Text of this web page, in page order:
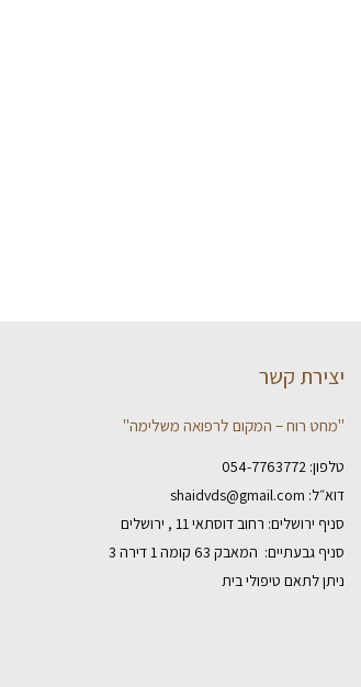
יצירת קשר
"מחט רוח – המקום לרפואה משלימה"
טלפון: 054-7763772
דוא״ל: shaidvds@gmail.com
סניף ירושלים: רחוב דוסתאי 11 , ירושלים
סניף גבעתיים: המאבק 63 קומה 1 דירה 3
ניתן לתאם טיפולי בית